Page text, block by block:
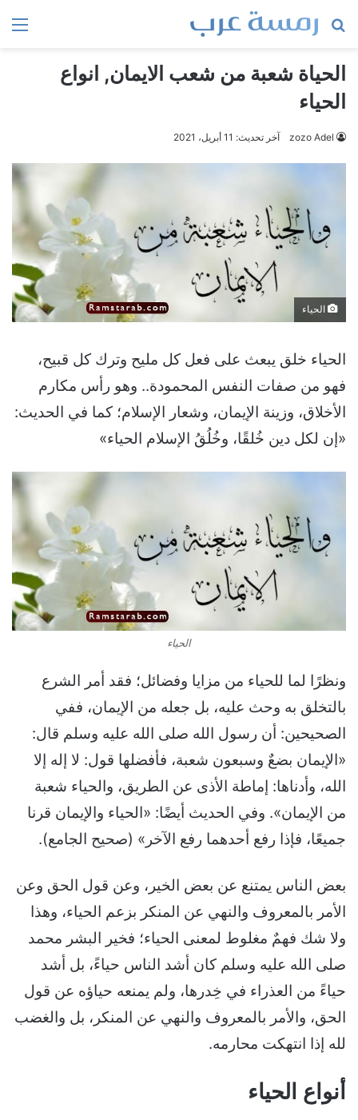
بحث
الحياة شعبة من شعب الايمان, انواع
الحياء
zozo Adel آخر تحديث: 11 أبريل، 2021
الحياء
الحياء خلق يبعث على فعل كل مليح وترك كل قبيح،
فهو من صفات النفس المحمودة.. وهو رأس مكارم
الأخلاق، وزينة الإيمان، وشعار الإسلام؛ كما في الحديث:
«إن لكل دين خُلقًا، وخُلُقُ الإسلام الحياء»
الحياء
ونظرًا لما للحياء من مزايا وفضائل؛ فقد أمر الشرع
بالتخلق به وحث عليه، بل جعله من الإيمان، ففي
الصحيحين: أن رسول الله صلى الله عليه وسلم قال:
«الإيمان بضعٌ وسبعون شعبة، فأفضلها قول: لا إله إلا
الله، وأدناها: إماطة الأذى عن الطريق، والحياء شعبة
من الإيمان». وفي الحديث أيضًا: «الحياء والإيمان قرنا
جميعًا، فإذا رفع أحدهما رفع الآخر» (صحيح الجامع).
بعض الناس يمتنع عن بعض الخير، وعن قول الحق وعن
الأمر بالمعروف والنهي عن المنكر بزعم الحياء، وهذا
ولا شك فهمٌ مغلوط لمعنى الحياء؛ فخير البشر محمد
صلى الله عليه وسلم كان أشد الناس حياءً، بل أشد
حياءً من العذراء في خِدرها، ولم يمنعه حياؤه عن قول
الحق، والأمر بالمعروف والنهي عن المنكر، بل والغضب
لله إذا انتهكت محارمه.
أنواع الحياء